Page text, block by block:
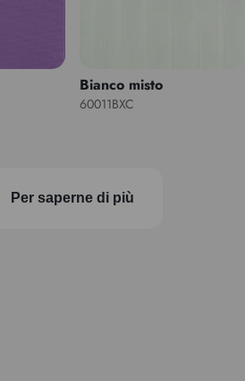
Bianco misto
60011BXC
Per saperne di più